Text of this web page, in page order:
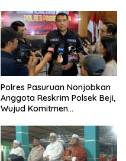
Polres Pasuruan Nonjobkan
Anggota Reskrim Polsek Beji,
Wujud Komitmen
Dugaan Penganiayaan